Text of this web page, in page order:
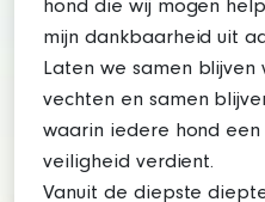
hond die wij mogen
mijn dankbaarheid uit
Laten we samen blijven
vechten en samen
waarin iedere hond
veiligheid verdient.
Vanuit de diepste